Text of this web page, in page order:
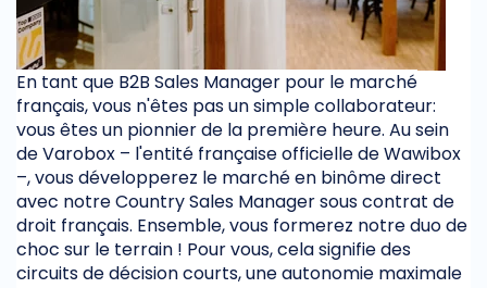
En tant que B2B Sales Manager pour le marché
français, vous n'êtes pas un simple collaborateur:
vous êtes un pionnier de la première heure. Au sein
de Varobox – l'entité française officielle de Wawibox
–, vous développerez le marché en binôme direct
avec notre Country Sales Manager sous contrat de
droit français. Ensemble, vous formerez notre duo de
choc sur le terrain ! Pour vous, cela signifie des
circuits de décision courts, une autonomie maximale